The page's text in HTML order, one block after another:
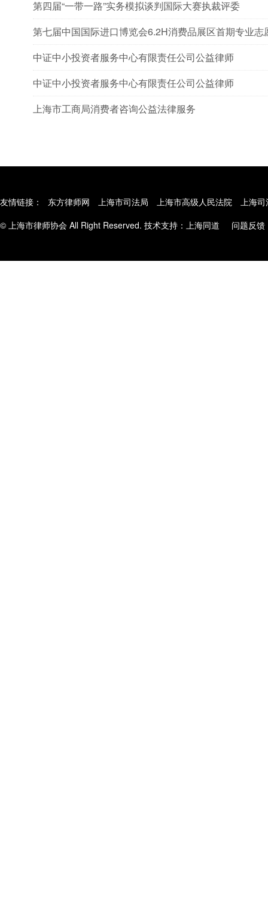
第四届“一带一路”实务模拟谈判国际大赛执裁评委
第七届中国国际进口博览会6.2H消费品展区首期专业志
中证中小投资者服务中心有限责任公司公益律师
中证中小投资者服务中心有限责任公司公益律师
上海市工商局消费者咨询公益法律服务
友情链接： 东方律师网 上海市司法局 上海市高级人民法院
上海
© 上海市律师协会 All Right Reserved. 技术支持： 上海同道 问题反馈